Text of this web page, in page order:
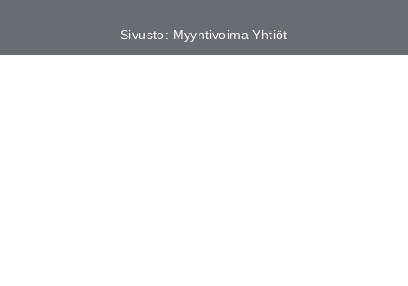
Sivusto: Myyntivoima Yhtiöt